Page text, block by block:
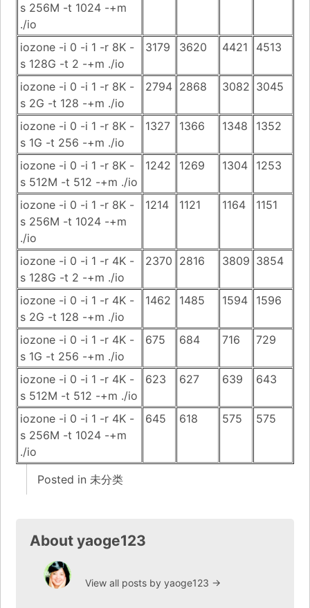
s 256M -t 1024 -+m
./io
iozone -i 0 -i 1 -r 8K -
s 128G -t 2 -+m ./io
3179 3620 4421 4513
iozone -i 0 -i 1 -r 8K -
s 2G -t 128 -+m ./io
2794 2868 3082 3045
iozone -i 0 -i 1 -r 8K -
s 1G -t 256 -+m ./io
1327 1366 1348 1352
iozone -i 0 -i 1 -r 8K -
s 512M -t 512 -+m ./io
1242 1269 1304 1253
iozone -i 0 -i 1 -r 8K -
s 256M -t 1024 -+m
./io
1214 1121 1164 1151
iozone -i 0 -i 1 -r 4K -
s 128G -t 2 -+m ./io
2370 2816 3809 3854
iozone -i 0 -i 1 -r 4K -
s 2G -t 128 -+m ./io
1462 1485 1594 1596
iozone -i 0 -i 1 -r 4K -
s 1G -t 256 -+m ./io
675 684 716 729
iozone -i 0 -i 1 -r 4K -
s 512M -t 512 -+m ./io
623 627 639 643
iozone -i 0 -i 1 -r 4K -
s 256M -t 1024 -+m
./io
645 618 575 575
Posted in 未分类
About yaoge123
View all posts by yaoge123 →